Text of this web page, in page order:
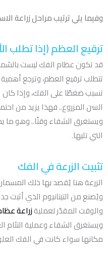
وفيما يلي ترتيب مراحل زراعة
ترقيع العظم (إذا تطلب
قد تكون عظام الفك ليست
تتطلب ترقيع العظم، وترجع
تسبب ضغطًا على الفك، وإذا كان
السن المزروع.. فهذا يزيد من
ويستغرق الشفاء وقتًا.. وهو ما
التي تليها.
تثبيت الزرعة في الفك
الزرعة هنا يُقصد بها ذلك
ويُصنع من التيتانيوم الذي أثبت
والوقت المقدّر لعمليةزراعة
ويستغرق الشفاء وعملية
مكانها سواء كانت في الفك